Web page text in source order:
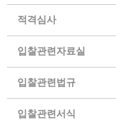
적격심사
입찰관련자료실
입찰관련법규
입찰관련서식